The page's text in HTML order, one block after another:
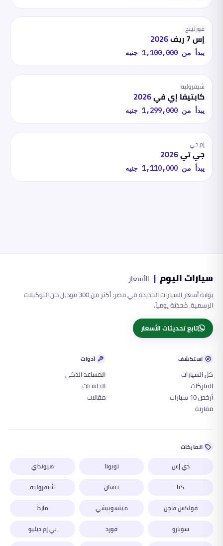
فورثينج
إس 7 ريف 2026
يبدأ من 1,100,000 جنيه
شيفروليه
كابتيفا إي في2026
يبدأ من 1,299,000 جنيه
إم جي
جي تي2026
يبدأ من 1,110,000 جنيه
سيارات اليوم | الأسعار
بوابة أسعار السيارات الجديدة في مصر: أكثر من 300 موديل من التوكيلات
الرسمية، مُحدّثة يومياً.
تابع تحديثات الأسعار
استكشف
كل السيارات
الماركات
أرخص 10 سيارات
مقارنة
أدوات
المساعد الذكي
الحاسبات
مقالات
الماركات
دي إس تويوتا
هيونداي
كيا
نيسان
شيفروليه
فولكس فاجن
ميتسوبيشي
مازدا
سوبارو
فورد
بي إم دبليو